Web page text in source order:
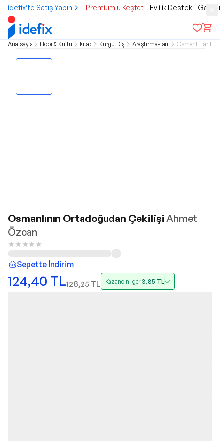
idefix’te Satış Yapın Premium'u Keşfet Evlilik Destek
Ana sayfa Hobi & Kültür Kitap Kurgu Dışı Araştırma-Tarih Osmanlı Tarihi
Osmanlının Ortadoğudan Çekilişi Ahmet
Özcan
Sepette İndirim
124,40 TL128,25 TL Kazancını gör3,85 TL